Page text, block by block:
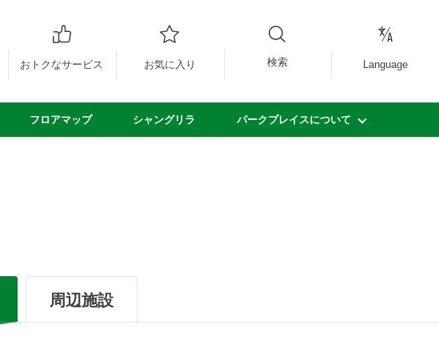
おトクなサービス お気に入り 検索 Language
フロアマップ シャングリラ パークプレイスについて
周辺施設